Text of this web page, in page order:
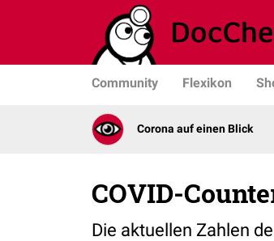
Community Flexikon
Corona auf einen Blick
COVID-
Die aktuellen Zahlen